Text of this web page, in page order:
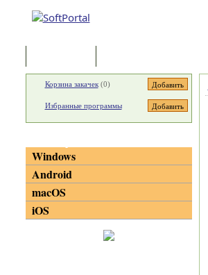
Корзина закачек(0)
Избранные программы
Windows
Android
macOS
iOS